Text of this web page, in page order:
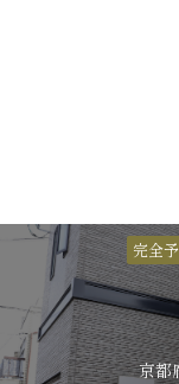
完全
京都